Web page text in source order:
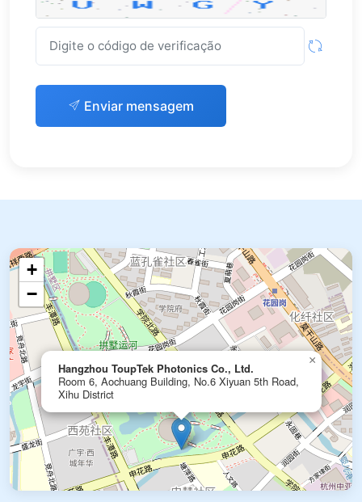
Enviar mensagem
Hangzhou ToupTek Photonics Co., Ltd.
Room 6, Aochuang Building, No.6 Xiyuan 5th Road,
Xihu District
×
+
−